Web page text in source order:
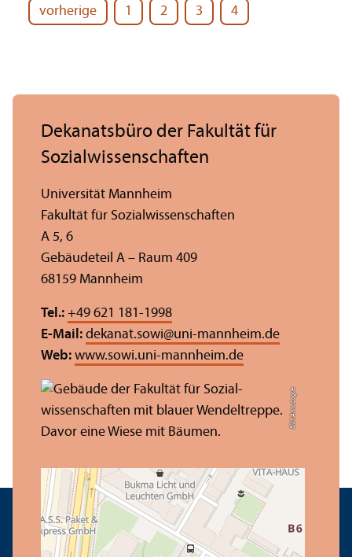
vorherige 1 2 3 4
Bild: Anna Logue
Dekanatsbüro der Fakultät für
Sozial­wissenschaften
Universität Mannheim
Fakultät für Sozial­wissenschaften
A 5, 6
Gebäudeteil A – Raum 409
68159 Mannheim
Tel.: +49 621 181-1998
E-Mail: dekanat.sowi@uni-mannheim.de
Web: www.sowi.uni-mannheim.de